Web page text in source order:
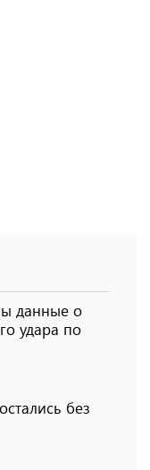
данные о
удара по
без